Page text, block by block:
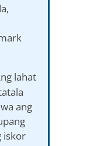
lahat
ang
iskor